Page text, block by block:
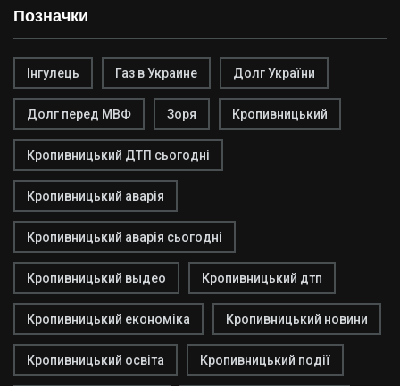
Позначки
Інгулець Газ в Украине Долг України
Долг перед МВФ Зоря Кропивницький
Кропивницький ДТП сьогодні
Кропивницький аварія
Кропивницький аварія сьогодні
Кропивницький выдео Кропивницький дтп
Кропивницький економіка Кропивницький новини
Кропивницький освіта Кропивницький події